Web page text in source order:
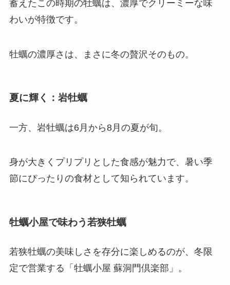
蓄えたこの時期の牡蠣は、濃厚でクリーミーな味
わいが特徴です。
牡蠣の濃厚さは、まさに冬の贅沢そのもの。
夏に輝く：岩牡蠣
一方、岩牡蠣は6月から8月の夏が旬。
身が大きくプリプリとした食感が魅力で、暑い季
節にぴったりの食材として知られています。
牡蠣小屋で味わう若狭牡蠣
若狭牡蠣の美味しさを存分に楽しめるのが、冬限
定で営業する「牡蠣小屋 蘇洞門倶楽部」。